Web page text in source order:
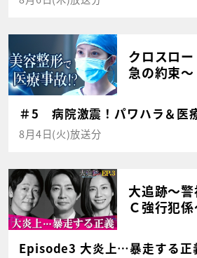
クロスロ
急の約束～
＃5 病院激震！パワハラ＆医
8月4日(火)放送分
大追跡～
Ｃ強行犯
Episode3 大炎上…暴走する正